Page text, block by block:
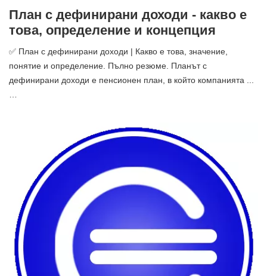
План с дефинирани доходи - какво е
това, определение и концепция
✅ План с дефинирани доходи | Какво е това, значение,
понятие и определение. Пълно резюме. Планът с
дефинирани доходи е пенсионен план, в който компанията ...
…